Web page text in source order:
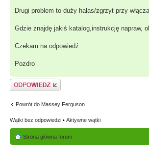
Drugi problem to duży hałas/zgrzyt przy
Gdzie znajdę jakiś katalog,instrukcję napraw,
Czekam na odpowiedź
Pozdro
Odpowiedz
Powrót do Massey Ferguson
Wątki bez odpowiedzi • Aktywne wątki
Strona główna forum